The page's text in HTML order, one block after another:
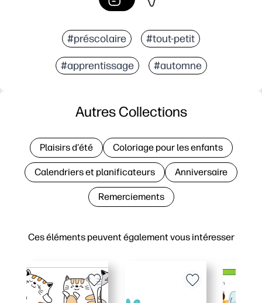
#préscolaire #tout-petit
#apprentissage #automne
Ces éléments peuvent également vous intéresser
Autres Collections
Plaisirs d'été Coloriage pour les enfants
Calendriers et planificateurs Anniversaire
Remerciements